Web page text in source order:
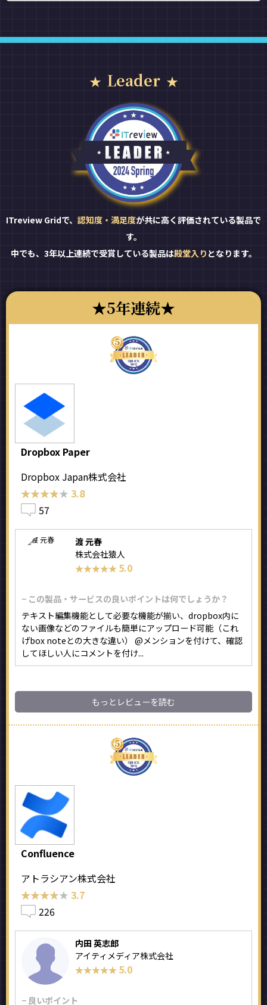
Leader
ITreview Gridで、 認知度・満足度が共に高く評価されている製品で
す。
中でも、3年以上連続で受賞している製品は殿堂入り となります。
5年連続
Dropbox Paper
Dropbox Japan株式会社
★★★★★
★★★★★ 3.8
57
渡 元春
株式会社猿人
★★★★★
★★★★★ 5.0
− この製品・サービスの良いポイントは何でしょうか？
テキスト編集機能として必要な機能が揃い、dropbox内に
ない画像などのファイルも簡単にアップロード可能（これ
げbox noteとの大きな違い） @メンションを付けて、確認
してほしい人にコメントを付け...
もっとレビューを読む
Confluence
アトラシアン株式会社
★★★★★
★★★★★ 3.7
226
内田 英志郎
アイティメディア株式会社
★★★★★
★★★★★ 5.0
− 良いポイント